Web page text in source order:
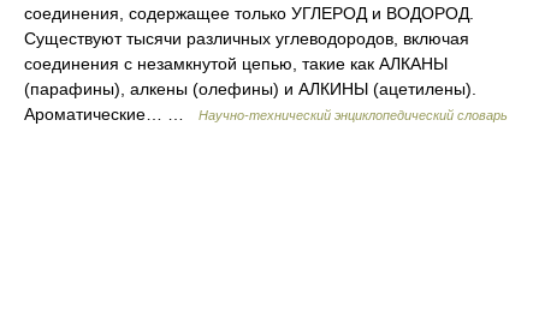
соединения, содержащее только УГЛЕРОД и ВОДОРОД.
Существуют тысячи различных углеводородов, включая
соединения с незамкнутой цепью, такие как АЛКАНЫ
(парафины), алкены (олефины) и АЛКИНЫ (ацетилены).
Ароматические… …
Научно-технический энциклопедический словарь